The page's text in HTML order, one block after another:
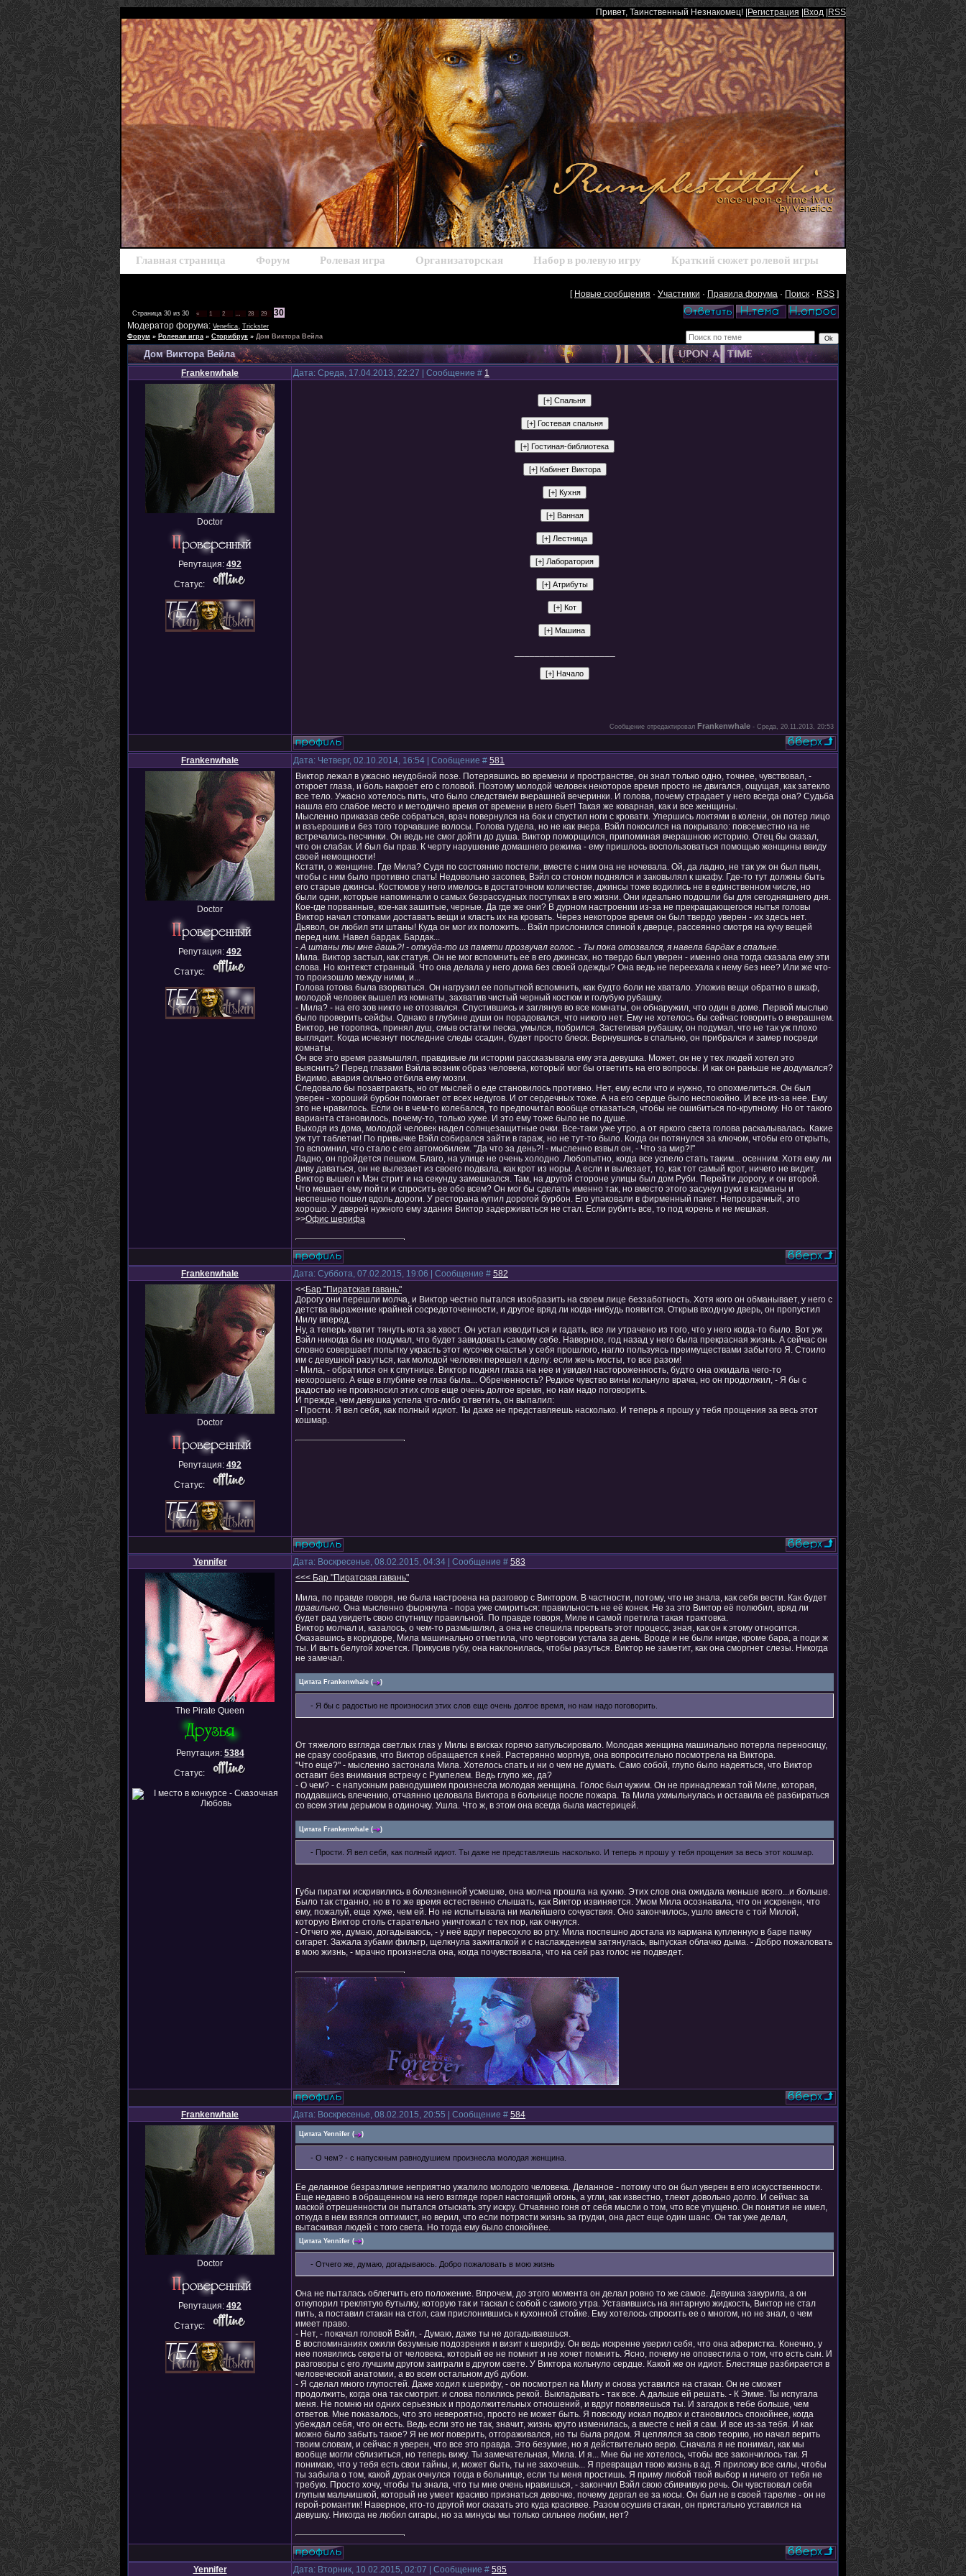
Привет, Таинственный Незнакомец! | Регистрация Вход RSS
Главная страница Форум Ролевая игра Организаторская Набор в ролевую игру Краткий сюжет ролевой игры
[ Новые сообщения · Участники · Правила форума · Поиск · RSS ]
Страница 30 из 30 « 1 2 … 28 29
30
Модератор форума: Venefica, Trickster
Форум » Ролевая игра » Сторибрук » Дом Виктора Вейла
Дом Виктора Вейла
Frankenwhale Дата: Среда, 17.04.2013, 22:27 | Сообщение # 1
Doctor
Репутация: 492
Статус:
Сообщение отредактировал Frankenwhale - Среда, 20.11.2013, 20:53
Frankenwhale Дата: Четверг, 02.10.2014, 16:54 | Сообщение # 581
Doctor
Репутация: 492
Статус:
Виктор лежал в ужасно неудобной позе. Потерявшись во времени и пространстве, он знал только одно, точнее, чувствовал, -
откроет глаза, и боль накроет его с головой. Поэтому молодой человек некоторое время просто не двигался, ощущая, как затекло
все тело. Ужасно хотелось пить, что было следствием вчерашней вечеринки. И голова, почему страдает у него всегда она? Судьба
нашла его слабое место и методично время от времени в него бьет! Такая же коварная, как и все женщины.
Мысленно приказав себе собраться, врач повернулся на бок и спустил ноги с кровати. Упершись локтями в колени, он потер лицо
и взъерошив и без того торчавшие волосы. Голова гудела, но не как вчера. Вэйл покосился на покрывало: повсеместно на не
встречались песчинки. Он ведь не смог дойти до душа. Виктор поморщился, припоминая вчерашнюю историю. Отец бы сказал,
что он слабак. И был бы прав. К черту нарушение домашнего режима - ему пришлось воспользоваться помощью женщины ввиду
своей немощности!
Кстати, о женщине. Где Мила? Судя по состоянию постели, вместе с ним она не ночевала. Ой, да ладно, не так уж он был пьян,
чтобы с ним было противно спать! Недовольно засопев, Вэйл со стоном поднялся и заковылял к шкафу. Где-то тут должны быть
его старые джинсы. Костюмов у него имелось в достаточном количестве, джинсы тоже водились не в единственном числе, но
были одни, которые напоминали о самых безрассудных поступках в его жизни. Они идеально подошли бы для сегодняшнего дня.
Кое-где порванные, кое-как зашитые, черные. Да где же они? В дурном настроении из-за не прекращающегося нытья головы
Виктор начал стопками доставать вещи и класть их на кровать. Через некоторое время он был твердо уверен - их здесь нет.
Дьявол, он любил эти штаны! Куда он мог их положить... Вэйл прислонился спиной к дверце, рассеянно смотря на кучу вещей
перед ним. Навел бардак. Бардак...
-А штаны ты мне дашь?! - откуда-то из памяти прозвучал голос. - Ты пока отозвался, я навела бардак в спальне.
Мила. Виктор застыл, как статуя. Он не мог вспомнить ее в его джинсах, но твердо был уверен - именно она тогда сказала ему эти
слова. Но контекст странный. Что она делала у него дома без своей одежды? Она ведь не переехала к нему без нее? Или же что-
то произошло между ними, и...
Голова готова была взорваться. Он нагрузил ее попыткой вспомнить, как будто боли не хватало. Уложив вещи обратно в шкаф,
молодой человек вышел из комнаты, захватив чистый черный костюм и голубую рубашку.
- Мила? - на его зов никто не отозвался. Спустившись и заглянув во все комнаты, он обнаружил, что один в доме. Первой мыслью
было проверить сейфы. Однако в глубине души он порадовался, что никого нет. Ему не хотелось бы сейчас говорить о вчерашнем.
Виктор, не торопясь, принял душ, смыв остатки песка, умылся, побрился. Застегивая рубашку, он подумал, что не так уж плохо
выглядит. Когда исчезнут последние следы ссадин, будет просто блеск. Вернувшись в спальню, он прибрался и замер посреди
комнаты.
Он все это время размышлял, правдивые ли истории рассказывала ему эта девушка. Может, он не у тех людей хотел это
выяснить? Перед глазами Вэйла возник образ человека, который мог бы ответить на его вопросы. И как он раньше не додумался?
Видимо, авария сильно отбила ему мозги.
Следовало бы позавтракать, но от мыслей о еде становилось противно. Нет, ему если что и нужно, то опохмелиться. Он был
уверен - хороший бурбон помогает от всех недугов. И от сердечных тоже. А на его сердце было неспокойно. И все из-за нее. Ему
это не нравилось. Если он в чем-то колебался, то предпочитал вообще отказаться, чтобы не ошибиться по-крупному. Но от такого
варианта становилось, почему-то, только хуже. И это ему тоже было не по душе.
Выходя из дома, молодой человек надел солнцезащитные очки. Все-таки уже утро, а от яркого света голова раскалывалась. Какие
уж тут таблетки! По привычке Вэйл собирался зайти в гараж, но не тут-то было. Когда он потянулся за ключом, чтобы его открыть,
то вспомнил, что стало с его автомобилем. "Да что за день?! - мысленно взвыл он, - Что за мир?!"
Ладно, он пройдется пешком. Благо, на улице не очень холодно. Любопытно, когда все успело стать таким... осенним. Хотя ему ли
диву даваться, он не вылезает из своего подвала, как крот из норы. А если и вылезает, то, как тот самый крот, ничего не видит.
Виктор вышел к Мэн стрит и на секунду замешкался. Там, на другой стороне улицы был дом Руби. Перейти дорогу, и он второй.
Что мешает ему пойти и спросить ее обо всем? Он мог бы сделать именно так, но вместо этого засунул руки в карманы и
неспешно пошел вдоль дороги. У ресторана купил дорогой бурбон. Его упаковали в фирменный пакет. Непрозрачный, это
хорошо. У дверей нужного ему здания Виктор задерживаться не стал. Если рубить все, то под корень и не мешкая.
>>Офис шерифа
Frankenwhale Дата: Суббота, 07.02.2015, 19:06 | Сообщение # 582
Doctor
Репутация: 492
Статус:
<<Бар "Пиратская гавань"
Дорогу они перешли молча, и Виктор честно пытался изобразить на своем лице беззаботность. Хотя кого он обманывает, у него с
детства выражение крайней сосредоточенности, и другое вряд ли когда-нибудь появится. Открыв входную дверь, он пропустил
Милу вперед.
Ну, а теперь хватит тянуть кота за хвост. Он устал изводиться и гадать, все ли утрачено из того, что у него когда-то было. Вот уж
Вэйл никогда бы не подумал, что будет завидовать самому себе. Наверное, год назад у него была прекрасная жизнь. А сейчас он
словно совершает попытку украсть этот кусочек счастья у себя прошлого, нагло пользуясь преимуществами забытого Я. Стоило
им с девушкой разуться, как молодой человек перешел к делу: если жечь мосты, то все разом!
- Мила, - обратился он к спутнице. Виктор поднял глаза на нее и увидел настороженность, будто она ожидала чего-то
нехорошего. А еще в глубине ее глаз была... Обреченность? Редкое чувство вины кольнуло врача, но он продолжил, - Я бы с
радостью не произносил этих слов еще очень долгое время, но нам надо поговорить.
И прежде, чем девушка успела что-либо ответить, он выпалил:
- Прости. Я вел себя, как полный идиот. Ты даже не представляешь насколько. И теперь я прошу у тебя прощения за весь этот
кошмар.
Yennifer Дата: Воскресенье, 08.02.2015, 04:34 | Сообщение # 583
The Pirate Queen
Репутация: 5384
Статус:
<<< Бар "Пиратская гавань"
Мила, по правде говоря, не была настроена на разговор с Виктором. В частности, потому, что не знала, как себя вести. Как будет
правильно. Она мысленно фыркнула - пора уже смириться: правильность не её конек. Не за это Виктор её полюбил, вряд ли
будет рад увидеть свою спутницу правильной. По правде говоря, Миле и самой претила такая трактовка.
Виктор молчал и, казалось, о чем-то размышлял, а она не спешила прервать этот процесс, зная, как он к этому относится.
Оказавшись в коридоре, Мила машинально отметила, что чертовски устала за день. Вроде и не были нигде, кроме бара, а поди ж
ты. И выть белугой хочется. Прикусив губу, она наклонилась, чтобы разуться. Виктор не заметит, как она сморгнет слезы. Никогда
не замечал.
Цитата Frankenwhale ( )
- Я бы с радостью не произносил этих слов еще очень долгое время, но нам надо поговорить.
От тяжелого взгляда светлых глаз у Милы в висках горячо запульсировало. Молодая женщина машинально потерла переносицу,
не сразу сообразив, что Виктор обращается к ней. Растерянно моргнув, она вопросительно посмотрела на Виктора.
"Что еще?" - мысленно застонала Мила. Хотелось спать и ни о чем не думать. Само собой, глупо было надеяться, что Виктор
оставит без внимания встречу с Румпелем. Ведь глупо же, да?
- О чем? - с напускным равнодушием произнесла молодая женщина. Голос был чужим. Он не принадлежал той Миле, которая,
поддавшись влечению, отчаянно целовала Виктора в больнице после пожара. Та Мила ухмыльнулась и оставила её разбираться
со всем этим дерьмом в одиночку. Ушла. Что ж, в этом она всегда была мастерицей.
Цитата Frankenwhale ( )
- Прости. Я вел себя, как полный идиот. Ты даже не представляешь насколько. И теперь я прошу у тебя прощения за весь этот кошмар.
Губы пиратки искривились в болезненной усмешке, она молча прошла на кухню. Этих слов она ожидала меньше всего...и больше.
Было так странно, но в то же время естественно слышать, как Виктор извиняется. Умом Мила осознавала, что он искренен, что
ему, пожалуй, еще хуже, чем ей. Но не испытывала ни малейшего сочувствия. Оно закончилось, ушло вместе с той Милой,
которую Виктор столь старательно уничтожал с тех пор, как очнулся.
- Отчего же, думаю, догадываюсь, - у неё вдруг пересохло во рту. Мила поспешно достала из кармана купленную в баре пачку
сигарет. Зажала зубами фильтр, щелкнула зажигалкой и с наслаждением затянулась, выпуская облачко дыма. - Добро пожаловать
в мою жизнь, - мрачно произнесла она, когда почувствовала, что на сей раз голос не подведет.
Frankenwhale Дата: Воскресенье, 08.02.2015, 20:55 | Сообщение # 584
Doctor
Репутация: 492
Статус:
Цитата Yennifer ( )
- О чем? - с напускным равнодушием произнесла молодая женщина.
Ее деланное безразличие неприятно ужалило молодого человека. Деланное - потому что он был уверен в его искусственности.
Еще недавно в обращенном на него взгляде горел настоящий огонь, а угли, как известно, тлеют довольно долго. И сейчас за
маской отрешенности он пытался отыскать эту искру. Отчаянно гоня от себя мысли о том, что все упущено. Он понятия не имел,
откуда в нем взялся оптимист, но верил, что если потрясти жизнь за грудки, она даст еще один шанс. Он так уже делал,
вытаскивая людей с того света. Но тогда ему было спокойнее.
Цитата Yennifer ( )
- Отчего же, думаю, догадываюсь. Добро пожаловать в мою жизнь
Она не пыталась облегчить его положение. Впрочем, до этого момента он делал ровно то же самое. Девушка закурила, а он
откупорил треклятую бутылку, которую так и таскал с собой с самого утра. Уставившись на янтарную жидкость, Виктор не стал
пить, а поставил стакан на стол, сам прислонившись к кухонной стойке. Ему хотелось спросить ее о многом, но не знал, о чем
имеет право.
- Нет, - покачал головой Вэйл, - Думаю, даже ты не догадываешься.
В воспоминаниях ожили безумные подозрения и визит к шерифу. Он ведь искренне уверил себя, что она аферистка. Конечно, у
нее появились секреты от человека, который ее не помнит и не хочет помнить. Ясно, почему не оповестила о том, что есть сын. И
разговоры с его лучшим другом заиграли в другом свете. У Виктора кольнуло сердце. Какой же он идиот. Блестяще разбирается в
человеческой анатомии, а во всем остальном дуб дубом.
- Я сделал много глупостей. Даже ходил к шерифу, - он посмотрел на Милу и снова уставился на стакан. Он не сможет
продолжить, когда она так смотрит. и слова полились рекой. Выкладывать - так все. А дальше ей решать. - К Эмме. Ты испугала
меня. Не помню ни одних серьезных и продолжительных отношений, и вдруг появляешься ты. И загадок в тебе больше, чем
ответов. Мне показалось, что это невероятно, просто не может быть. Я повсюду искал подвох и становилось спокойнее, когда
убеждал себя, что он есть. Ведь если это не так, значит, жизнь круто изменилась, а вместе с ней я сам. И все из-за тебя. И как
можно было забыть такое? Я не мог поверить, отгораживался, но ты была рядом. Я цеплялся за свою теорию, но начал верить
твоим словам, и сейчас я уверен, что все это правда. Это безумие, но я действительно верю. Сначала я не понимал, как мы
вообще могли сблизиться, но теперь вижу. Ты замечательная, Мила. И я... Мне бы не хотелось, чтобы все закончилось так. Я
понимаю, что у тебя есть свои тайны, и, может быть, ты не захочешь... Я превращал твою жизнь в ад. Я приложу все силы, чтобы
ты забыла о том, какой дурак очнулся тогда в больнице, если ты меня простишь. Я приму любой твой выбор и ничего от тебя не
требую. Просто хочу, чтобы ты знала, что ты мне очень нравишься, - закончил Вэйл свою сбивчивую речь. Он чувствовал себя
глупым мальчишкой, который не умеет красиво признаться девочке, почему дергал ее за косы. Он был не в своей тарелке - он не
герой-романтик! Наверное, кто-то другой мог сказать это куда красивее. Разом осушив стакан, он пристально уставился на
девушку. Никогда не любил сигары, но за минусы мы только сильнее любим, нет?
Yennifer Дата: Вторник, 10.02.2015, 02:07 | Сообщение # 585